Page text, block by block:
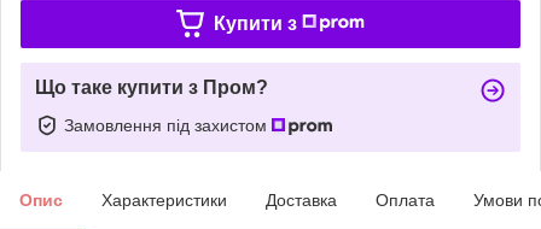
Купити з
Що таке купити з Пром?
Замовлення під захистом
Опис Характеристики Доставка Оплата Умови